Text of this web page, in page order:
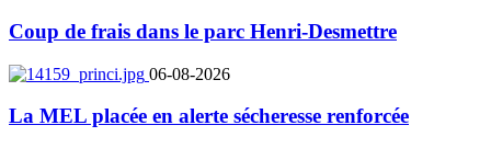
Coup de frais dans le parc Henri-Desmettre
06-08-2026
La MEL placée en alerte sécheresse renforcée